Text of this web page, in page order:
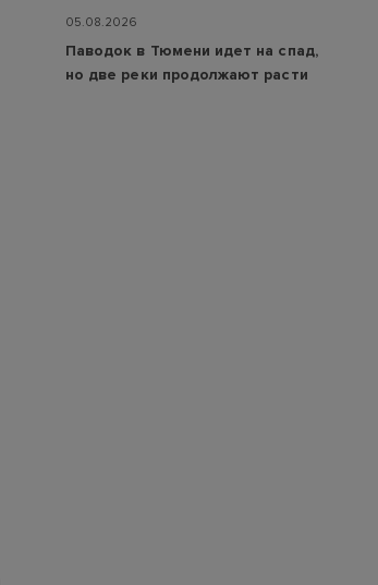
05.08.2026
Паводок в Тюмени идет на спад,
но две реки продолжают расти